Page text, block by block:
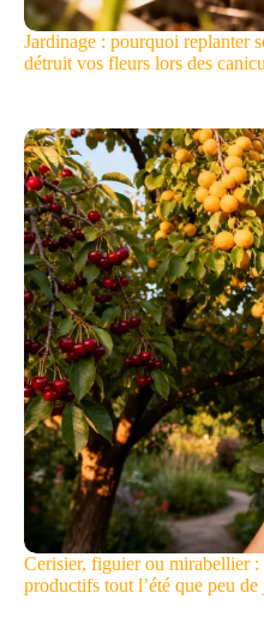
Jardinage : pourquoi replanter
détruit vos fleurs lors des
Cerisier, figuier ou mirabellier :
productifs tout l’été que peu